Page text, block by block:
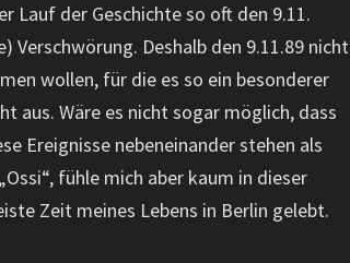
Lauf der Geschichte so oft den 9.11.
Deshalb den 9.11.89 nicht
wollen, für die es so ein besonderer
aus. Wäre es nicht sogar möglich, dass
Ereignisse nebeneinander stehen als
fühle mich aber kaum in dieser
Zeit meines Lebens in Berlin gelebt.